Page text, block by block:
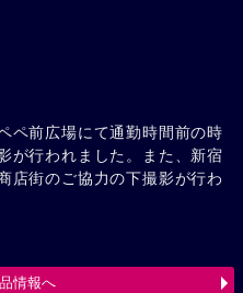
ペ前広場にて通勤時間前の時
が行われました。また、新宿
店街のご協力の下撮影が行わ
情報へ